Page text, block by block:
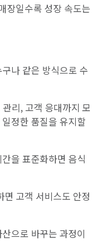
장일수록 성장 속도는
나 같은 방식으로 수
리, 고객 응대까지 모
정한 품질을 유지할
을 표준화하면 음식
고객 서비스도 안정
으로 바꾸는 과정이